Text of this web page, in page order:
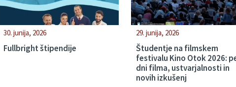
30. junija, 2026
Fullbright štipendije
29. junija, 2026
Študentje na filmskem
festivalu Kino Otok 2026:
dni filma, ustvarjalnosti in
novih izkušenj